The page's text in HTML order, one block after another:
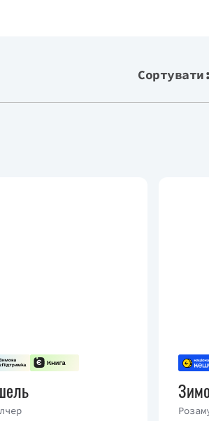
за свої літературні заслуги.
Сортувати: